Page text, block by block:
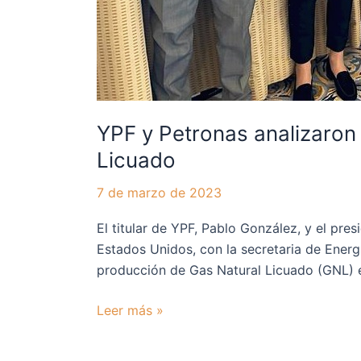
YPF y Petronas
Licuado
7 de marzo de 2023
El titular de YPF, Pablo González, y el
Estados Unidos, con la secretaria de
producción de Gas Natural Licuado (GNL)
Leer más »